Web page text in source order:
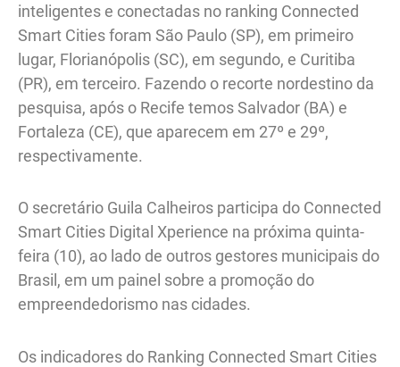
inteligentes e conectadas no ranking Connected
Smart Cities foram São Paulo (SP), em primeiro
lugar, Florianópolis (SC), em segundo, e Curitiba
(PR), em terceiro. Fazendo o recorte nordestino da
pesquisa, após o Recife temos Salvador (BA) e
Fortaleza (CE), que aparecem em 27º e 29º,
respectivamente.
O secretário Guila Calheiros participa do Connected
Smart Cities Digital Xperience na próxima quinta-
feira (10), ao lado de outros gestores municipais do
Brasil, em um painel sobre a promoção do
empreendedorismo nas cidades.
Os indicadores do Ranking Connected Smart Cities